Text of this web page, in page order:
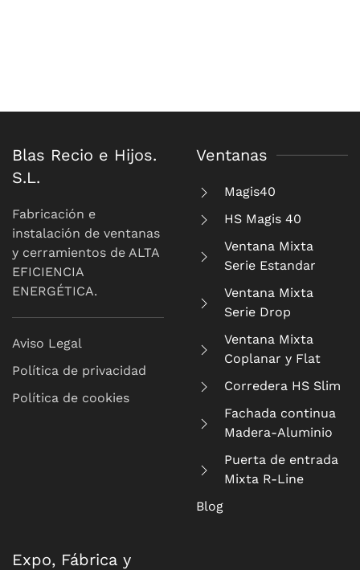
Blas Recio e Hijos.
S.L.
Fabricación e
instalación de ventanas
y cerramientos de ALTA
EFICIENCIA
ENERGÉTICA.
Aviso Legal
Política de privacidad
Política de cookies
Ventanas
Magis40
HS Magis 40
Ventana Mixta
Serie Estandar
Ventana Mixta
Serie Drop
Ventana Mixta
Coplanar y Flat
Corredera HS Slim
Fachada continua
Madera-Aluminio
Puerta de entrada
Mixta R-Line
Blog
Expo, Fábrica y